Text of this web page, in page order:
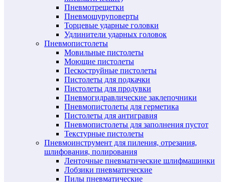
Пневмотрещетки
Пневмошуруповерты
Торцевые ударные головки
Удлинители ударных головок
Пневмопистолеты
Мовильные пистолеты
Моющие пистолеты
Пескоструйные пистолеты
Пистолеты для подкачки
Пистолеты для продувки
Пневмогидравлические заклепочники
Пневмопистолеты для герметика
Пистолеты для антигравия
Пневмопистолеты для заполнения пустот
Текстурные пистолеты
Пневмоинструмент для пиления, отрезания,
шлифования, полирования
Ленточные пневматические шлифмашинки
Лобзики пневматические
Пилы пневматические